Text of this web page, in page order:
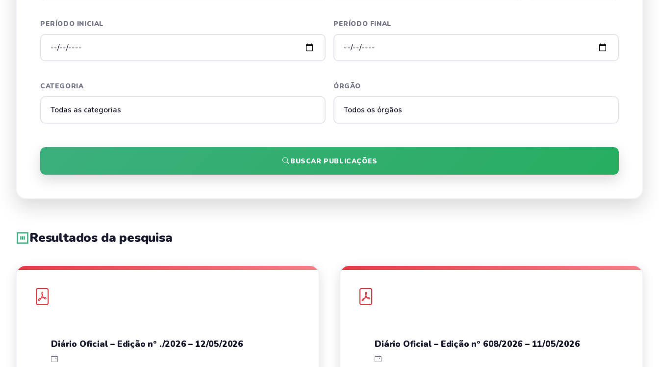
PERÍODO INICIAL PERÍODO FINAL
CATEGORIA ÓRGÃO
BUSCAR PUBLICAÇÕES
Resultados da pesquisa
Diário Oficial – Edição nº ./2026 – 12/05/2026 Diário Oficial – Edição nº 608/2026 – 11/05/2026